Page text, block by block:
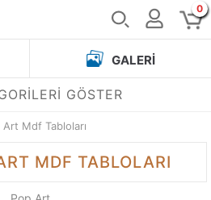
0
GALERI
GÖSTER
Art Mdf Tabloları
MDF TABLOLARI